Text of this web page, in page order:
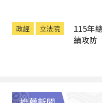
政經 立法院
115年
續攻防